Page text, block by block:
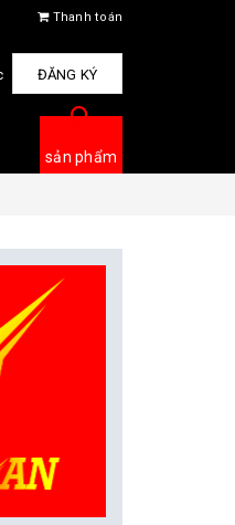
Thanh toán
ĐĂNG KÝ
sản phẩm